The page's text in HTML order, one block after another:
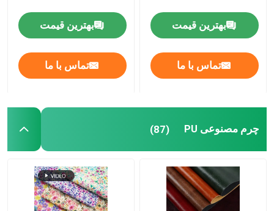
بهترین قیمت
تماس با ما
بهترین قیمت
تماس با ما
چرم مصنوعی PU (87)